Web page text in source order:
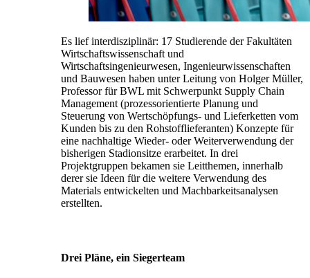
Es lief interdisziplinär: 17 Studierende der Fakultäten
Wirtschaftswissenschaft und
Wirtschaftsingenieurwesen, Ingenieurwissenschaften
und Bauwesen haben unter Leitung von Holger Müller,
Professor für BWL mit Schwerpunkt Supply Chain
Management (prozessorientierte Planung und
Steuerung von Wertschöpfungs- und Lieferketten vom
Kunden bis zu den Rohstofflieferanten) Konzepte für
eine nachhaltige Wieder- oder Weiterverwendung der
bisherigen Stadionsitze erarbeitet. In drei
Projektgruppen bekamen sie Leitthemen, innerhalb
derer sie Ideen für die weitere Verwendung des
Materials entwickelten und Machbarkeitsanalysen
erstellten.
Drei Pläne, ein Siegerteam